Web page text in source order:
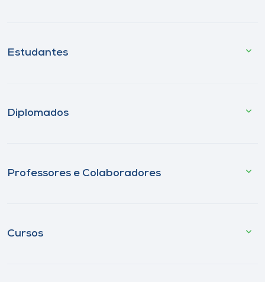
Estudantes
Diplomados
Professores e Colaboradores
Cursos